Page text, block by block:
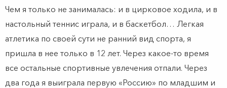
Чем я только не занималась: и в цирковое ходила, и в
настольный теннис играла, и в баскетбол… Легкая
атлетика по своей сути не ранний вид спорта, я
пришла в нее только в 12 лет. Через какое-то время
все остальные спортивные увлечения отпали. Через
два года я выиграла первую «Россию» по младшим и